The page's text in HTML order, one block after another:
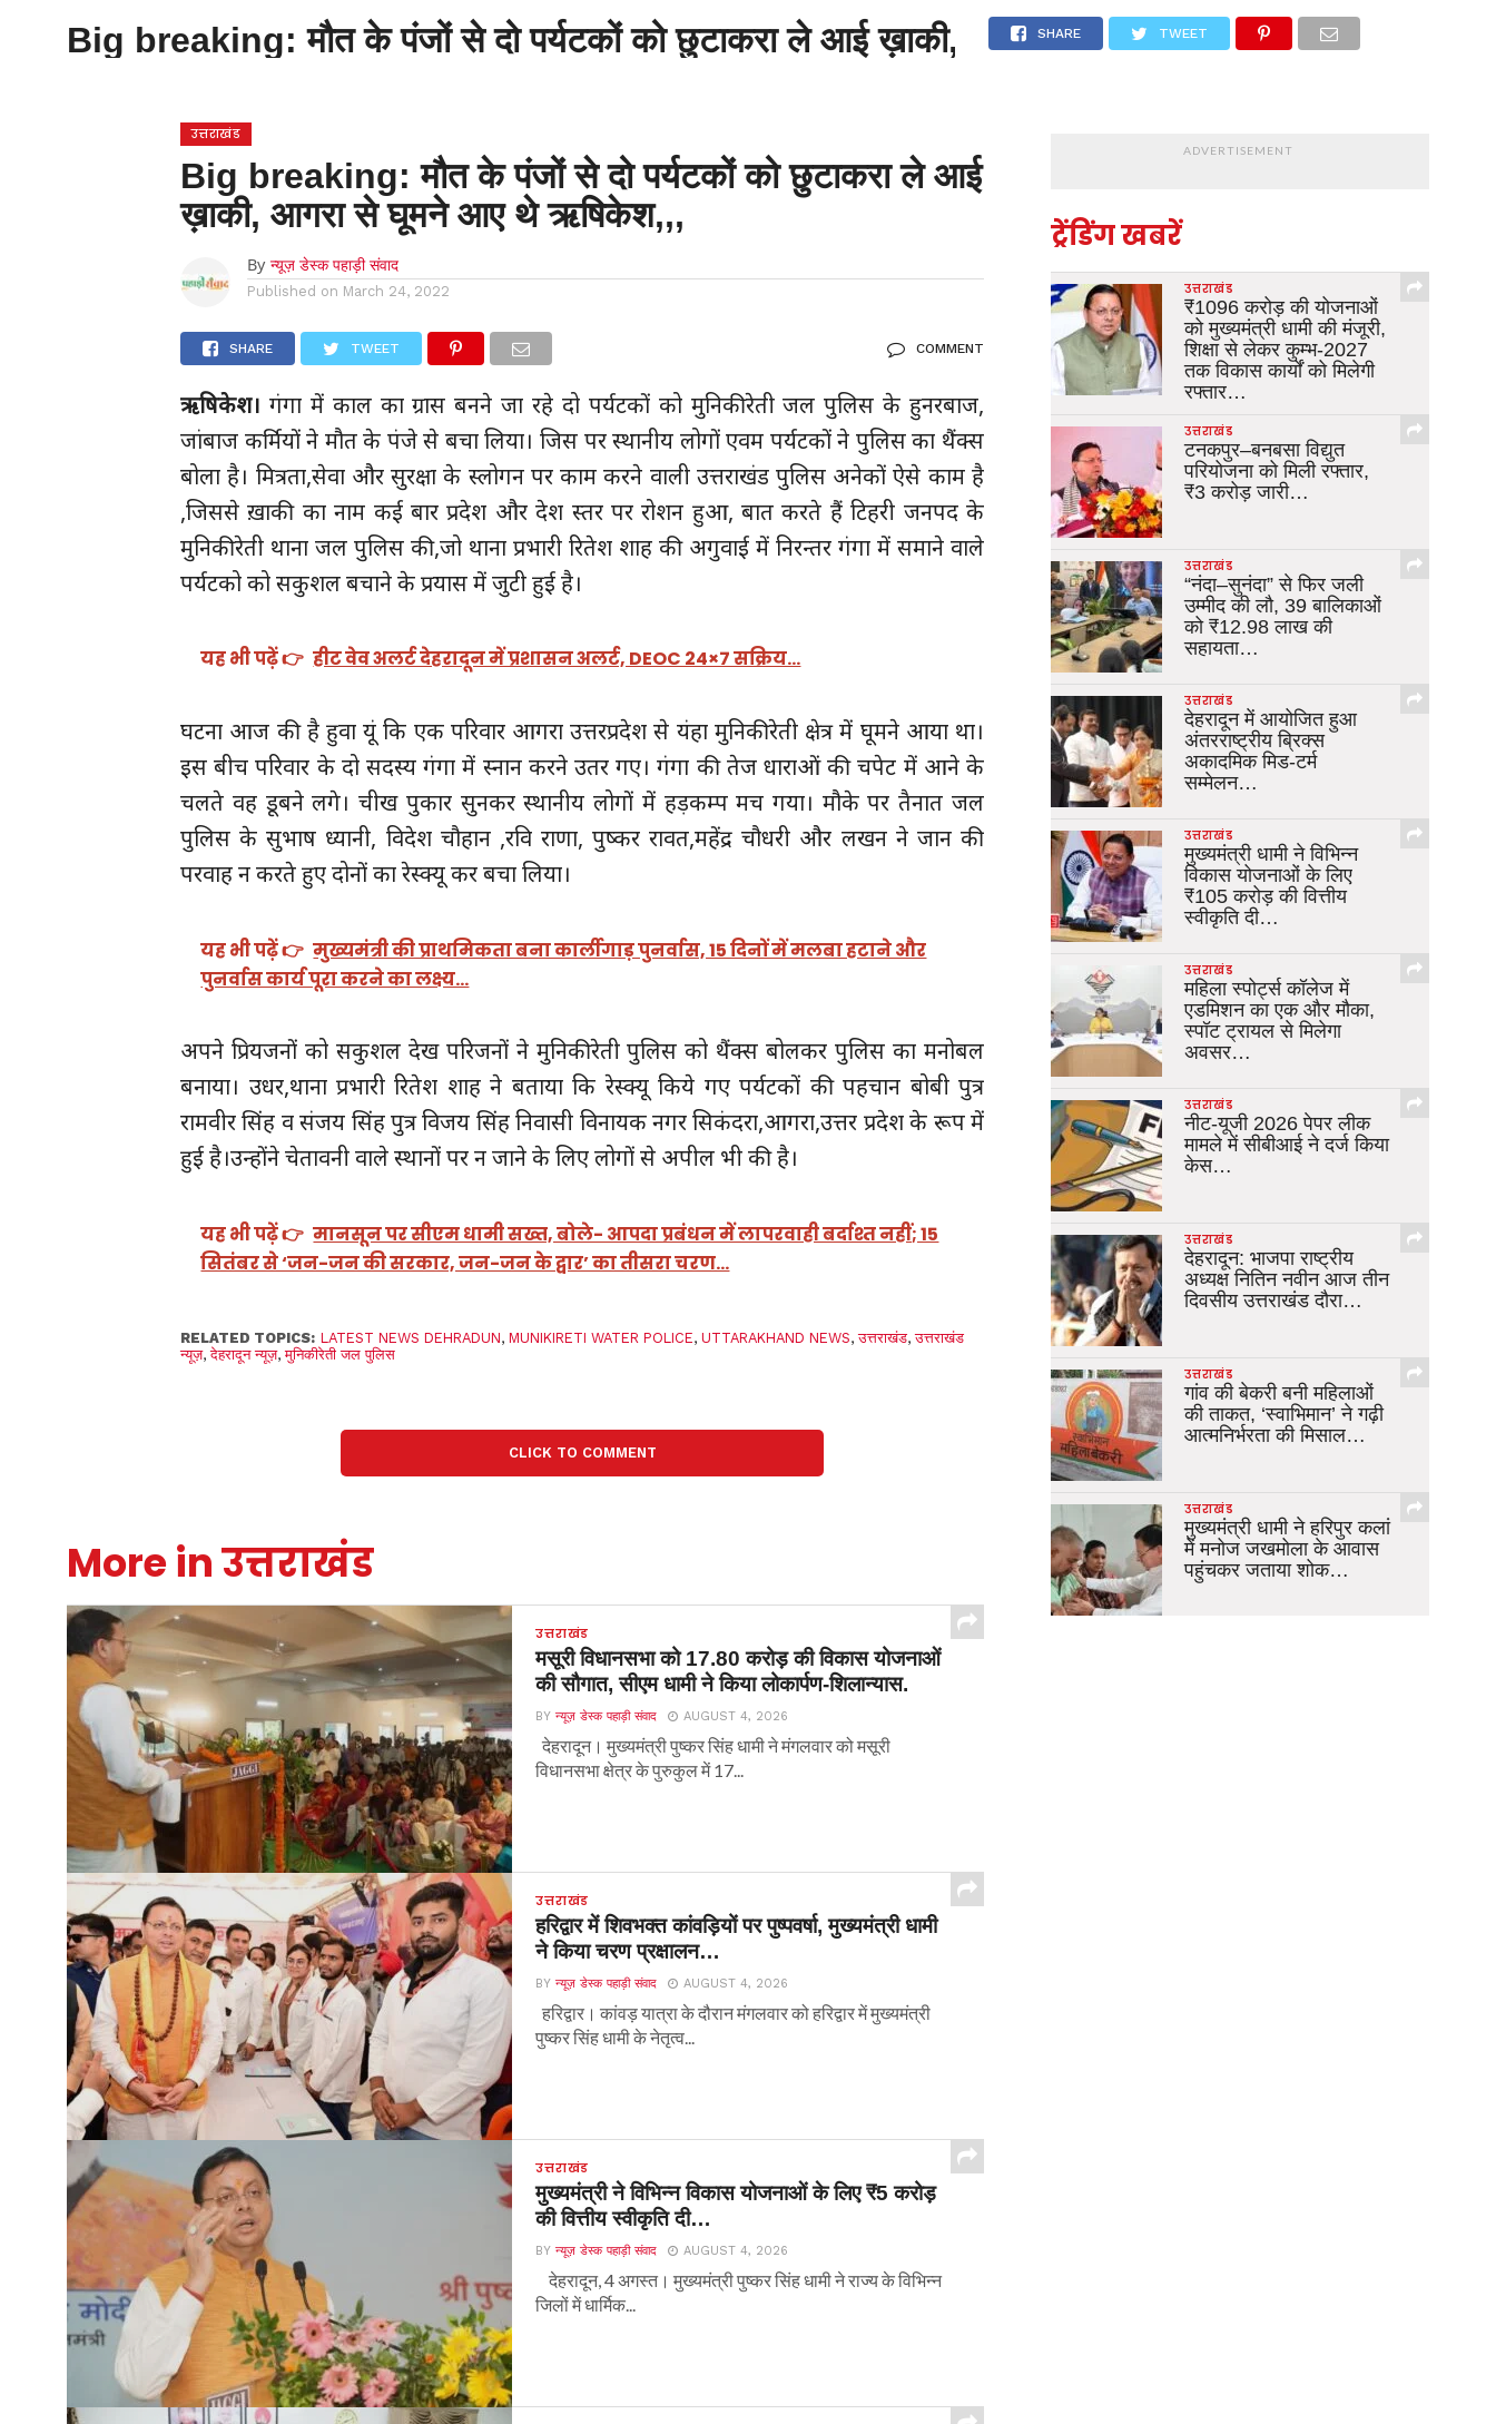
होम देश दुनिया उत्तराखंड धर्म-संस्कृति राजनीति संपर्क करें
उत्तरकाशी
उधम सिंह नगर
टिहरी
Big breaking: मौत के पंजों से दो पर्यटकों को छुटाकरा ले आई ख़ाकी, आगरा से घूमने आए थे ऋषिकेश,,,
SHARE TWEET
उत्तराखंड
Big breaking: मौत के पंजों से दो पर्यटकों को छुटाकरा ले आई
ख़ाकी, आगरा से घूमने आए थे ऋषिकेश,,,
By न्यूज़ डेस्क पहाड़ी संवाद
Published on March 24, 2022
SHARE TWEET COMMENT
ऋषिकेश। गंगा में काल का ग्रास बनने जा रहे दो पर्यटकों को मुनिकीरेती जल पुलिस के हुनरबाज,
जांबाज कर्मियों ने मौत के पंजे से बचा लिया। जिस पर स्थानीय लोगों एवम पर्यटकों ने पुलिस का थैंक्स
बोला है। मित्रता,सेवा और सुरक्षा के स्लोगन पर काम करने वाली उत्तराखंड पुलिस अनेकों ऐसे काम है
,जिससे ख़ाकी का नाम कई बार प्रदेश और देश स्तर पर रोशन हुआ, बात करते हैं टिहरी जनपद के
मुनिकीरेती थाना जल पुलिस की,जो थाना प्रभारी रितेश शाह की अगुवाई में निरन्तर गंगा में समाने वाले
पर्यटको को सकुशल बचाने के प्रयास में जुटी हुई है।
यह भी पढ़ें 👉 हीट वेव अलर्ट देहरादून में प्रशासन अलर्ट, DEOC 24×7 सक्रिय…
घटना आज की है हुवा यूं कि एक परिवार आगरा उत्तरप्रदेश से यंहा मुनिकीरेती क्षेत्र में घूमने आया था।
इस बीच परिवार के दो सदस्य गंगा में स्नान करने उतर गए। गंगा की तेज धाराओं की चपेट में आने के
चलते वह डूबने लगे। चीख पुकार सुनकर स्थानीय लोगों में हड़कम्प मच गया। मौके पर तैनात जल
पुलिस के सुभाष ध्यानी, विदेश चौहान ,रवि राणा, पुष्कर रावत,महेंद्र चौधरी और लखन ने जान की
परवाह न करते हुए दोनों का रेस्क्यू कर बचा लिया।
यह भी पढ़ें 👉 मुख्यमंत्री की प्राथमिकता बना कार्लीगाड़ पुनर्वास, 15 दिनों में मलबा हटाने और
पुनर्वास कार्य पूरा करने का लक्ष्य…
अपने प्रियजनों को सकुशल देख परिजनों ने मुनिकीरेती पुलिस को थैंक्स बोलकर पुलिस का मनोबल
बनाया। उधर,थाना प्रभारी रितेश शाह ने बताया कि रेस्क्यू किये गए पर्यटकों की पहचान बोबी पुत्र
रामवीर सिंह व संजय सिंह पुत्र विजय सिंह निवासी विनायक नगर सिकंदरा,आगरा,उत्तर प्रदेश के रूप में
हुई है।उन्होंने चेतावनी वाले स्थानों पर न जाने के लिए लोगों से अपील भी की है।
यह भी पढ़ें 👉 मानसून पर सीएम धामी सख्त, बोले- आपदा प्रबंधन में लापरवाही बर्दाश्त नहीं; 15
सितंबर से ‘जन-जन की सरकार, जन-जन के द्वार’ का तीसरा चरण…
RELATED TOPICS: LATEST NEWS DEHRADUN,MUNIKIRETI WATER POLICE,UTTARAKHAND NEWS,उत्तराखंड,उत्तराखंड
न्यूज़,देहरादून न्यूज़,मुनिकीरेती जल पुलिस
CLICK TO COMMENT
More in उत्तराखंड
उत्तराखंड
मसूरी विधानसभा को 17.80 करोड़ की विकास योजनाओं
की सौगात, सीएम धामी ने किया लोकार्पण-शिलान्यास.
BYन्यूज़ डेस्क पहाड़ी संवाद AUGUST 4, 2026
देहरादून। मुख्यमंत्री पुष्कर सिंह धामी ने मंगलवार को मसूरी
विधानसभा क्षेत्र के पुरुकुल में 17...
उत्तराखंड
हरिद्वार में शिवभक्त कांवड़ियों पर पुष्पवर्षा, मुख्यमंत्री धामी
ने किया चरण प्रक्षालन…
BYन्यूज़ डेस्क पहाड़ी संवाद AUGUST 4, 2026
हरिद्वार। कांवड़ यात्रा के दौरान मंगलवार को हरिद्वार में मुख्यमंत्री
पुष्कर सिंह धामी के नेतृत्व...
उत्तराखंड
मुख्यमंत्री ने विभिन्न विकास योजनाओं के लिए ₹5 करोड़
की वित्तीय स्वीकृति दी…
BYन्यूज़ डेस्क पहाड़ी संवाद AUGUST 4, 2026
देहरादून, 4 अगस्त। मुख्यमंत्री पुष्कर सिंह धामी ने राज्य के विभिन्न
जिलों में धार्मिक...
ADVERTISEMENT
ट्रेंडिंग खबरें
उत्तराखंड
₹1096 करोड़ की योजनाओं
को मुख्यमंत्री धामी की मंजूरी,
शिक्षा से लेकर कुम्भ-2027
तक विकास कार्यों को मिलेगी
रफ्तार…
उत्तराखंड
टनकपुर–बनबसा विद्युत
परियोजना को मिली रफ्तार,
₹3 करोड़ जारी…
उत्तराखंड
“नंदा–सुनंदा” से फिर जली
उम्मीद की लौ, 39 बालिकाओं
को ₹12.98 लाख की
सहायता…
उत्तराखंड
देहरादून में आयोजित हुआ
अंतरराष्ट्रीय ब्रिक्स
अकादमिक मिड-टर्म
सम्मेलन…
उत्तराखंड
मुख्यमंत्री धामी ने विभिन्न
विकास योजनाओं के लिए
₹105 करोड़ की वित्तीय
स्वीकृति दी…
उत्तराखंड
महिला स्पोर्ट्स कॉलेज में
एडमिशन का एक और मौका,
स्पॉट ट्रायल से मिलेगा
अवसर…
उत्तराखंड
नीट-यूजी 2026 पेपर लीक
मामले में सीबीआई ने दर्ज किया
केस…
उत्तराखंड
देहरादून: भाजपा राष्ट्रीय
अध्यक्ष नितिन नवीन आज तीन
दिवसीय उत्तराखंड दौरा…
उत्तराखंड
गांव की बेकरी बनी महिलाओं
की ताकत, ‘स्वाभिमान’ ने गढ़ी
आत्मनिर्भरता की मिसाल…
उत्तराखंड
मुख्यमंत्री धामी ने हरिपुर कलां
में मनोज जखमोला के आवास
पहुंचकर जताया शोक…